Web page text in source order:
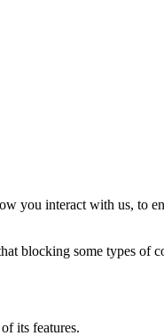
you interact with us, to
blocking some types of
its features.